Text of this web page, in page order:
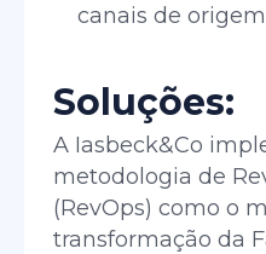
canais de
Soluções:
A Iasbeck&Co
metodologia de
(RevOps) como o
transformação da